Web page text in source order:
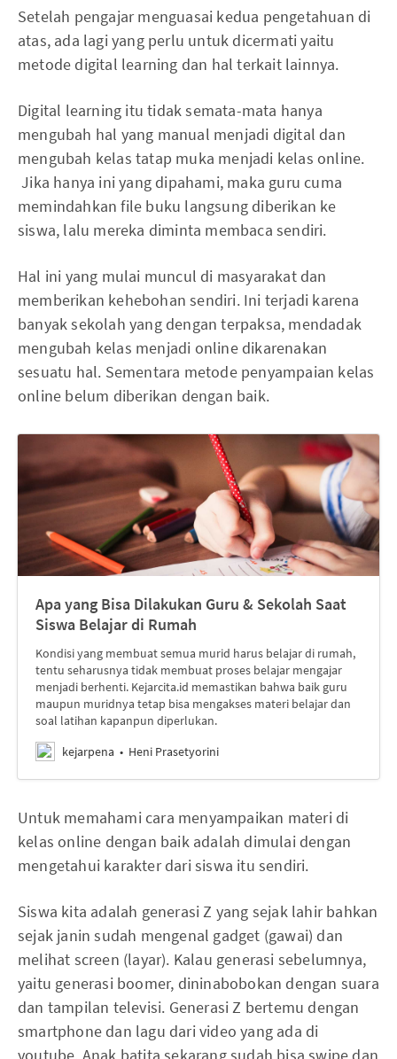
Setelah pengajar menguasai kedua pengetahuan di
atas, ada lagi yang perlu untuk dicermati yaitu
metode digital learning dan hal terkait lainnya.
Digital learning itu tidak semata-mata hanya
mengubah hal yang manual menjadi digital dan
mengubah kelas tatap muka menjadi kelas online.
Jika hanya ini yang dipahami, maka guru cuma
memindahkan file buku langsung diberikan ke
siswa, lalu mereka diminta membaca sendiri.
Hal ini yang mulai muncul di masyarakat dan
memberikan kehebohan sendiri. Ini terjadi karena
banyak sekolah yang dengan terpaksa, mendadak
mengubah kelas menjadi online dikarenakan
sesuatu hal. Sementara metode penyampaian kelas
online belum diberikan dengan baik.
Apa yang Bisa Dilakukan Guru & Sekolah Saat
Siswa Belajar di Rumah
Kondisi yang membuat semua murid harus belajar di rumah,
tentu seharusnya tidak membuat proses belajar mengajar
menjadi berhenti. Kejarcita.id memastikan bahwa baik guru
maupun muridnya tetap bisa mengakses materi belajar dan
soal latihan kapanpun diperlukan.
kejarpena
Heni Prasetyorini
Untuk memahami cara menyampaikan materi di
kelas online dengan baik adalah dimulai dengan
mengetahui karakter dari siswa itu sendiri.
Siswa kita adalah generasi Z yang sejak lahir bahkan
sejak janin sudah mengenal gadget (gawai) dan
melihat screen (layar). Kalau generasi sebelumnya,
yaitu generasi boomer, dininabobokan dengan suara
dan tampilan televisi. Generasi Z bertemu dengan
smartphone dan lagu dari video yang ada di